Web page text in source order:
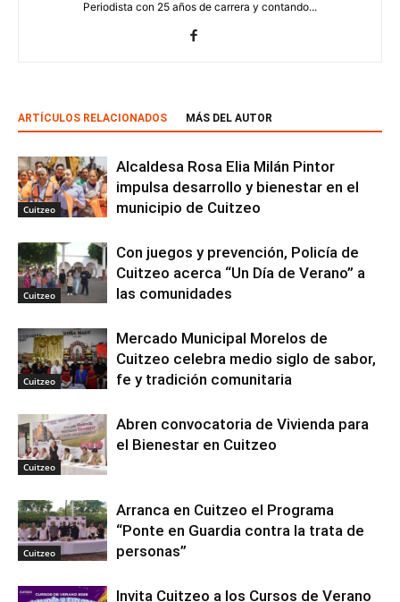
Periodista con 25 años de carrera y contando...
ARTÍCULOS RELACIONADOS MÁS DEL AUTOR
Cuitzeo
Alcaldesa Rosa Elia Milán Pintor
impulsa desarrollo y bienestar en el
municipio de Cuitzeo
Cuitzeo
Con juegos y prevención, Policía de
Cuitzeo acerca “Un Día de Verano” a
las comunidades
Cuitzeo
Mercado Municipal Morelos de
Cuitzeo celebra medio siglo de sabor,
fe y tradición comunitaria
Cuitzeo
Abren convocatoria de Vivienda para
el Bienestar en Cuitzeo
Cuitzeo
Arranca en Cuitzeo el Programa
“Ponte en Guardia contra la trata de
personas”
Invita Cuitzeo a los Cursos de Verano